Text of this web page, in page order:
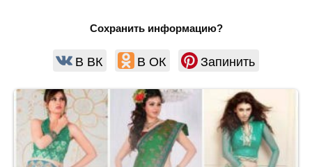
Сохранить информацию?
В ВК В ОК Запинить